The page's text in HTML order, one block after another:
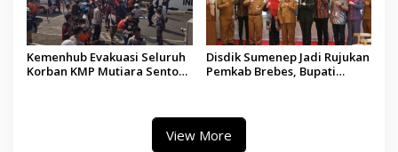
Kemenhub Evakuasi Seluruh
Korban KMP Mutiara Sentosa
Disdik Sumenep Jadi Rujukan
Pemkab Brebes, Bupati
View More